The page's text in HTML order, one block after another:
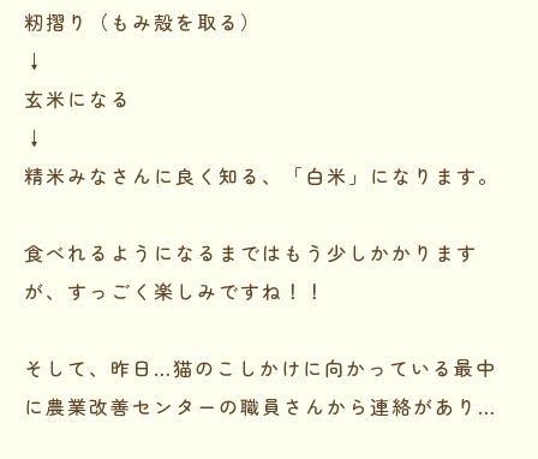
籾摺り（もみ殻を取る）
↓
玄米になる
↓
精米みなさんに良く知る、「白米」になります。
食べれるようになるまではもう少しかかります
が、すっごく楽しみですね！！
そして、昨日…猫のこしかけに向かっている最中
に農業改善センターの職員さんから連絡があり…